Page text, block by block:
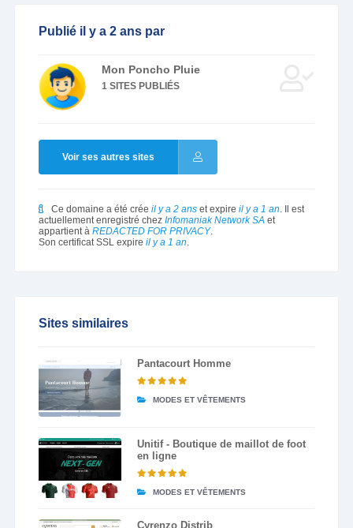
Publié il y a 2 ans par
Mon Poncho Pluie
1 SITES PUBLIÉS
Voir ses autres sites
Ce domaine a été crée il y a 2 anset expire il y a 1 an. Il est
actuellement enregistré chez Infomaniak Network SAet
appartient à REDACTED FOR PRIVACY.
Son certificat SSL expire il y a 1 an.
Sites similaires
Pantacourt Homme
MODES ET VÊTEMENTS
Unitif - Boutique de maillot de foot
en ligne
MODES ET VÊTEMENTS
Cyrenzo Distrib